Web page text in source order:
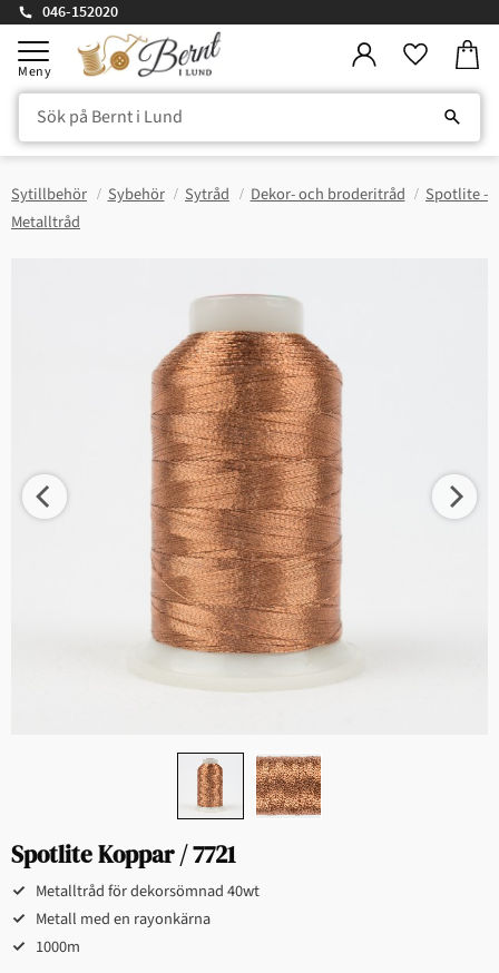
Meny
046-152020
Sytillbehör Sybehör Sytråd Dekor- och broderitråd
Spotlite -
Metalltråd
Spotlite Koppar / 7721
Metalltråd för dekorsömnad 40wt
Metall med en rayonkärna
1000m